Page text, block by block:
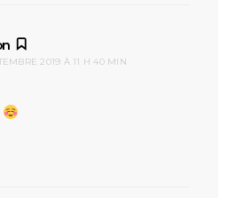
2019 À 11 H 40 MIN